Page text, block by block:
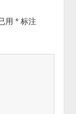
用 *标注